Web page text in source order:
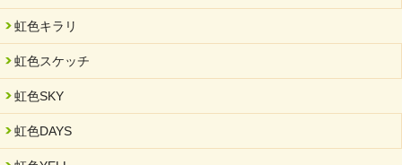
2025/05/07
2025年6月中旬 OPEN 放課後等デイサービス「Fc Bombo
2025/03/01
餅つき大会を開催しました
2025/01/31
「可児の企業魅力発見フェア」に出展しました
虹色キラリ
虹色スケッチ
虹色SKY
虹色DAYS